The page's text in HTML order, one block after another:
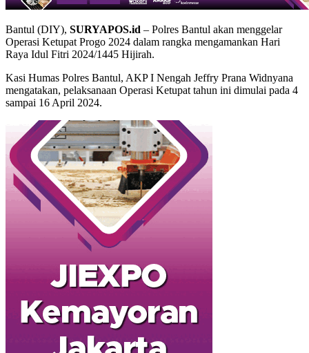
Bantul (DIY), SURYAPOS.id – Polres Bantul akan menggelar
Operasi Ketupat Progo 2024 dalam rangka mengamankan Hari
Raya Idul Fitri 2024/1445 Hijirah.
Kasi Humas Polres Bantul, AKP I Nengah Jeffry Prana Widnyana
mengatakan, pelaksanaan Operasi Ketupat tahun ini dimulai pada 4
sampai 16 April 2024.